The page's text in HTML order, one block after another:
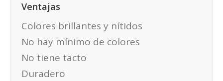
Ventajas
Colores brillantes y nítidos
No hay mínimo de colores
No tiene tacto
Duradero